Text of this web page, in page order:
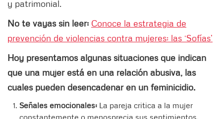
y patrimonial.
No te vayas sin leer: Conoce la estrategia de
prevención de violencias contra mujeres: las ‘Sofías’
Hoy presentamos algunas situaciones que indican
que una mujer está en una relación abusiva, las
cuales pueden desencadenar en un feminicidio.
Señales emocionales: La pareja critica a la mujer